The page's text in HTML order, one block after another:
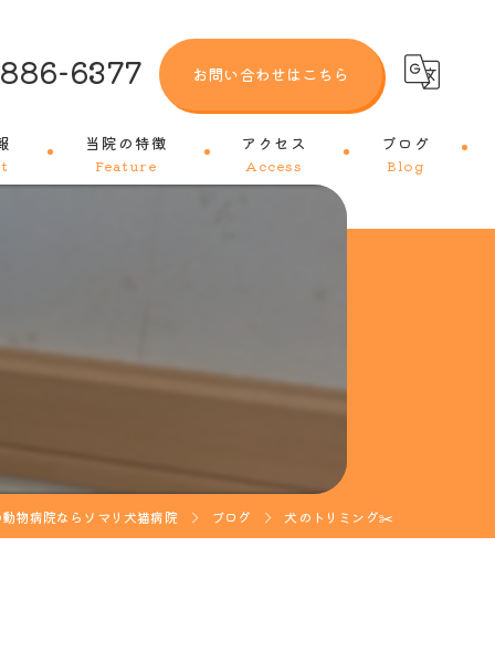
6377 お問い合わせはこちら
当院の特徴
Feature
アクセス
Access
ブログ
Blog
物病院ならソマリ犬猫病院 ブログ 犬のトリミング✂️